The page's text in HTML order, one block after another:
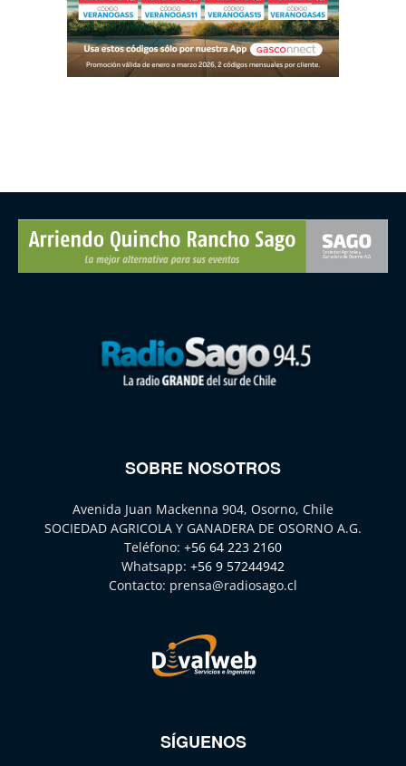
SOBRE NOSOTROS
Avenida Juan Mackenna 904, Osorno, Chile
SOCIEDAD AGRICOLA Y GANADERA DE OSORNO A.G.
Teléfono: +56 64 223 2160
Whatsapp: +56 9 57244942
Contacto: prensa@radiosago.cl
SÍGUENOS